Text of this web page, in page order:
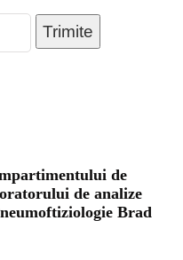
Trimite
de
de analize
Brad